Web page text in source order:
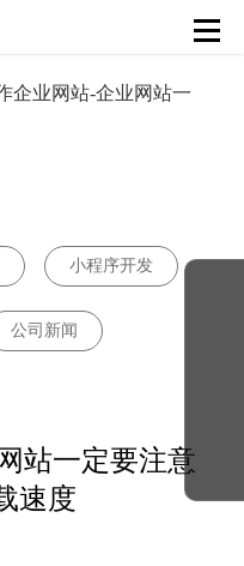
企业网站-企业网站一
小程序开发
公司新闻
站一定要注意
速度